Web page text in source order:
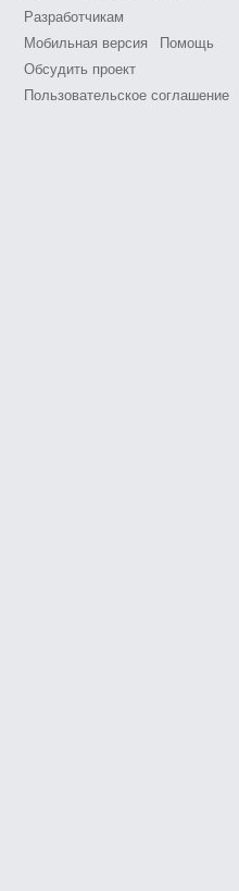
Разработчикам
Мобильная версия
Помощь
Обсудить проект
Пользовательское соглашение